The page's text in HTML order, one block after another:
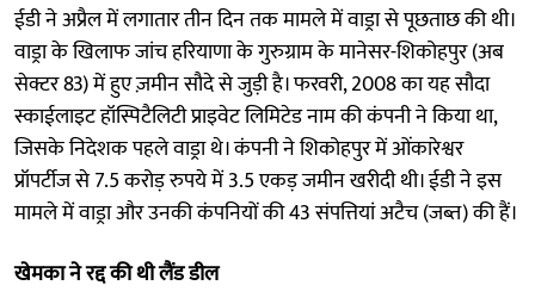
ईडी ने अप्रैल में लगातार तीन दिन तक मामले में वाड्रा से पूछताछ की थी।
वाड्रा के खिलाफ जांच हरियाणा के गुरुग्राम के मानेसर-शिकोहपुर (अब
सेक्टर 83) में हुए ज़मीन सौदे से जुड़ी है। फरवरी, 2008 का यह सौदा
स्काईलाइट हॉस्पिटैलिटी प्राइवेट लिमिटेड नाम की कंपनी ने किया था,
जिसके निदेशक पहले वाड्रा थे। कंपनी ने शिकोहपुर में ओंकारेश्वर
प्रॉपर्टीज से 7.5 करोड़ रुपये में 3.5 एकड़ जमीन खरीदी थी। ईडी ने इस
मामले में वाड्रा और उनकी कंपनियों की 43 संपत्तियां अटैच (जब्त) की हैं।
खेमका ने रद्द की थी लैंड डील